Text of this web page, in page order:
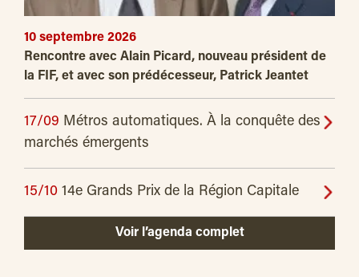
10 septembre 2026
Rencontre avec Alain Picard, nouveau président de
la FIF, et avec son prédécesseur, Patrick Jeantet
17/09 Métros automatiques. À la conquête des
marchés émergents
15/10 14e Grands Prix de la Région Capitale
Voir l’agenda complet